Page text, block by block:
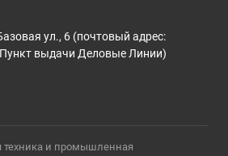
ул., 6 (почтовый адрес:
выдачи Деловые Линии)
техника и промышленная